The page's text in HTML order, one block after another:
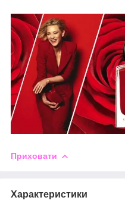
Приховати
Характеристики